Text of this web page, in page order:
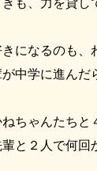
も、力を貸し
になるのも、
中学に進んだ
ちゃんたちと
と２人で何回